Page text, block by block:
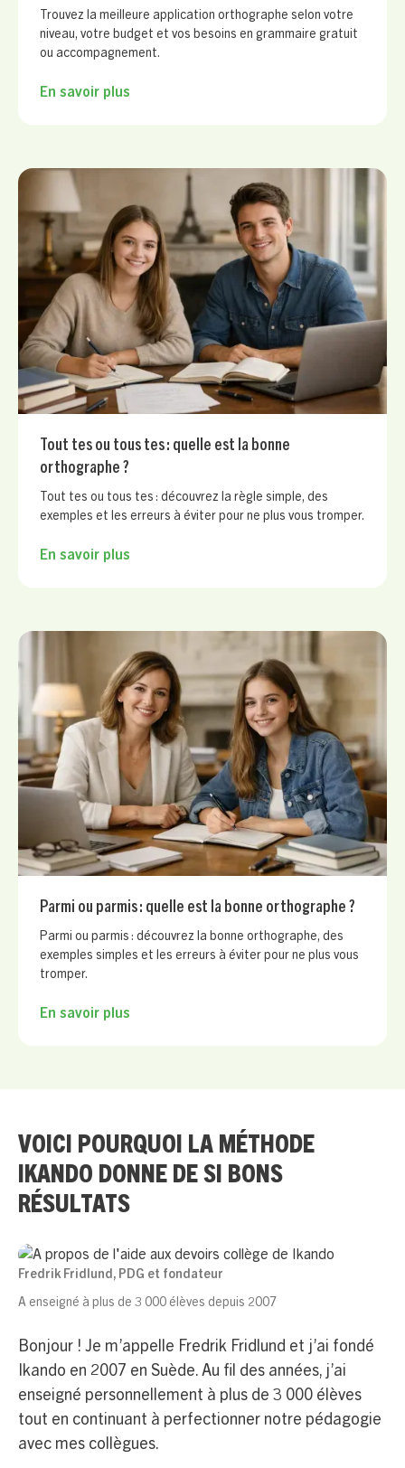
Trouvez la meilleure application orthographe selon votre
niveau, votre budget et vos besoins en grammaire gratuit
ou accompagnement.
En savoir plus
Tout tes ou tous tes : quelle est la bonne
orthographe ?
Tout tes ou tous tes : découvrez la règle simple, des
exemples et les erreurs à éviter pour ne plus vous tromper.
En savoir plus
Parmi ou parmis : quelle est la bonne orthographe ?
Parmi ou parmis : découvrez la bonne orthographe, des
exemples simples et les erreurs à éviter pour ne plus vous
tromper.
En savoir plus
VOICI POURQUOI LA MÉTHODE
IKANDO DONNE DE SI BONS
RÉSULTATS
Bonjour ! Je m’appelle Fredrik Fridlund et j’ai fondé
Ikando en 2007 en Suède. Au fil des années, j’ai
enseigné personnellement à plus de 3 000 élèves
tout en continuant à perfectionner notre pédagogie
avec mes collègues.
Fredrik Fridlund, PDG et fondateur
A enseigné à plus de 3 000 élèves depuis 2007